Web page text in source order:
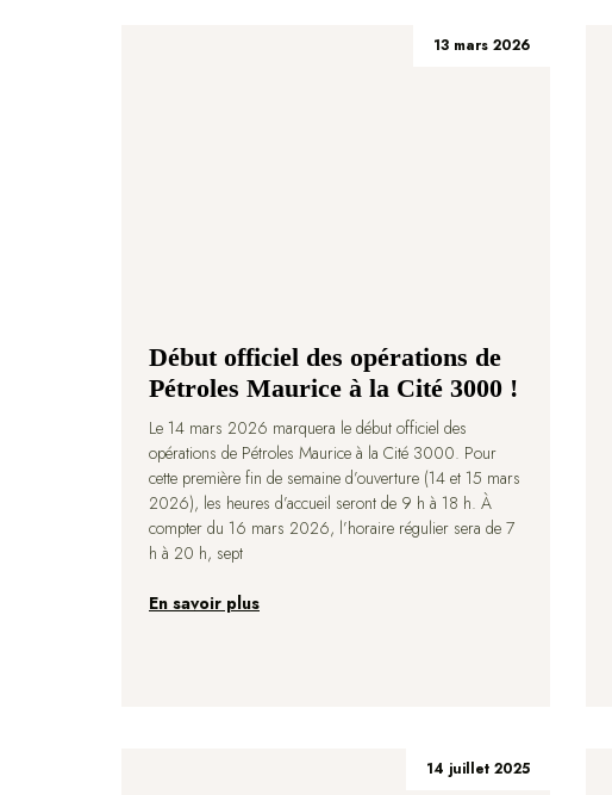
Début officiel des opérations de
Pétroles Maurice à la Cité 3000 !
13 mars 2026
Le 14 mars 2026 marquera le début officiel des
opérations de Pétroles Maurice à la Cité 3000. Pour
cette première fin de semaine d’ouverture (14 et 15 mars
2026), les heures d’accueil seront de 9 h à 18 h. À
compter du 16 mars 2026, l’horaire régulier sera de 7
h à 20 h, sept
En savoir plus
14 juillet 2025